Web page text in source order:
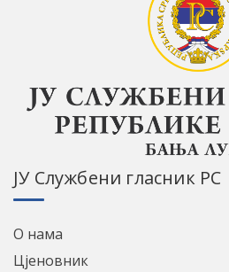
ЈУ Службени гласник РС
О нама
Цјеновник